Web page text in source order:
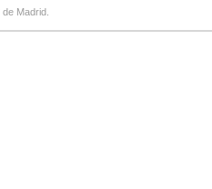
Madrid.